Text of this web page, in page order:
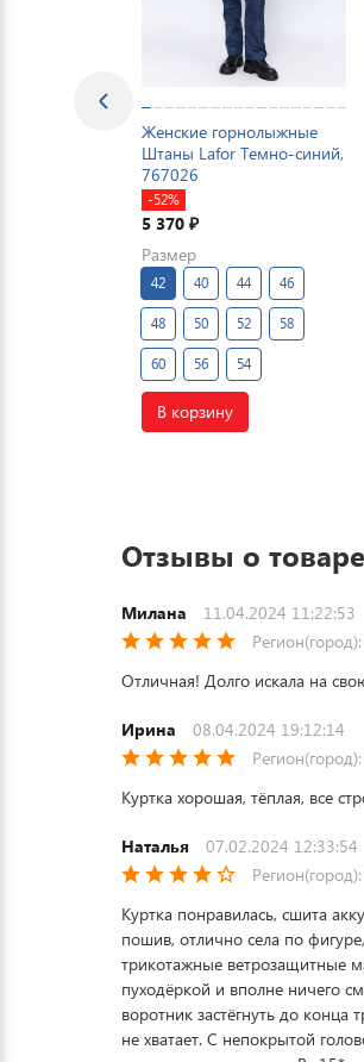
Женские горнолыжные
Штаны Lafor Темно-синий,
767026
-52%
5 370 ₽
Размер
42 40 44 46
48 50 52 58
60 56 54
В корзину
Отзывы о товаре
Милана
11.04.2024 11:22:53
Отличная! Долго искала на
Ирина
08.04.2024 19:12:14
Куртка хорошая, тёплая, все
Наталья
07.02.2024 12:33:54
Куртка понравилась, сшита
пошив, отлично села по
трикотажные ветрозащитные
пуходёркой и вполне ничего
воротник застёгнуть до
не хватает. С непокрытой